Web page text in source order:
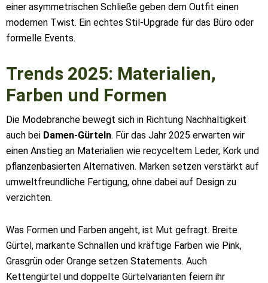
einer asymmetrischen Schließe geben dem Outfit einen
modernen Twist. Ein echtes Stil-Upgrade für das Büro oder
formelle Events.
Trends 2025: Materialien,
Farben und Formen
Die Modebranche bewegt sich in Richtung Nachhaltigkeit
auch bei Damen-Gürteln. Für das Jahr 2025 erwarten wir
einen Anstieg an Materialien wie recyceltem Leder, Kork und
pflanzenbasierten Alternativen. Marken setzen verstärkt auf
umweltfreundliche Fertigung, ohne dabei auf Design zu
verzichten.
Was Formen und Farben angeht, ist Mut gefragt. Breite
Gürtel, markante Schnallen und kräftige Farben wie Pink,
Grasgrün oder Orange setzen Statements. Auch
Kettengürtel und doppelte Gürtelvarianten feiern ihr